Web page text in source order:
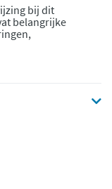
bij dit
belangrijke